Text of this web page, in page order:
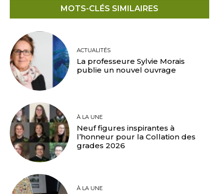
MOTS-CLÉS SIMILAIRES
ACTUALITÉS
La professeure Sylvie Morais
publie un nouvel ouvrage
À LA UNE
Neuf figures inspirantes à
l’honneur pour la Collation des
grades 2026
À LA UNE